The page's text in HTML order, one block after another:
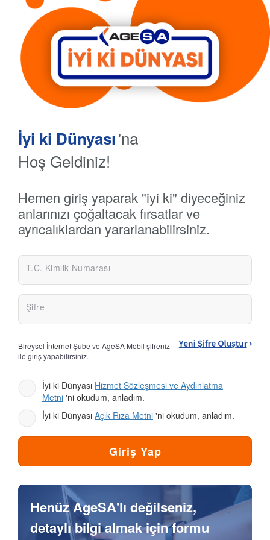
İyi ki Dünyası'na
Hoş Geldiniz!
Hemen giriş yaparak "iyi ki" diyeceğiniz
anlarınızı çoğaltacak fırsatlar ve
ayrıcalıklardan yararlanabilirsiniz.
T.C. Kimlik Numarası
Şifre
Bireysel İnternet Şube ve AgeSA Mobil şifreniz
ile giriş yapabilirsiniz.
İyi ki Dünyası Hizmet Sözleşmesi ve Aydınlatma
Metni 'ni okudum, anladım.
İyi ki Dünyası Açık Rıza Metni 'ni okudum, anladım.
Henüz AgeSA'lı değilseniz,
detaylı bilgi almak için formu